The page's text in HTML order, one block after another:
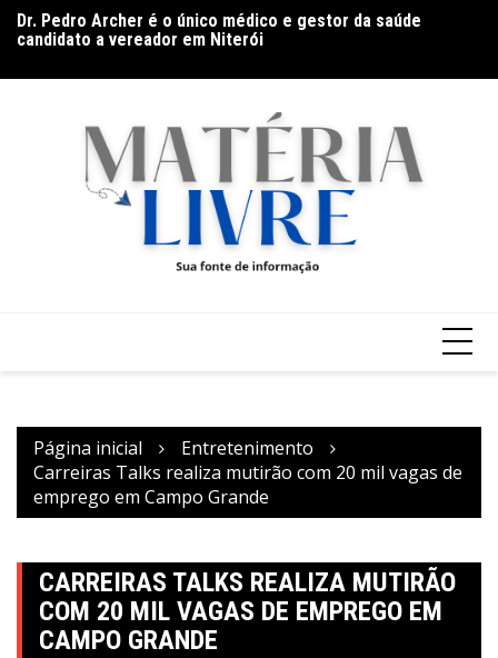
candidato a vereador em Niterói
Documentário CONTRACENA foi exibido na UFU, no
Página inicial
Entretenimento
Carreiras Talks realiza mutirão com 20 mil vagas de
emprego em Campo Grande
CARREIRAS TALKS REALIZA MUTIRÃO
COM 20 MIL VAGAS DE EMPREGO EM
CAMPO GRANDE